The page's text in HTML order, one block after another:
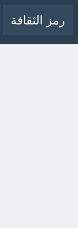
رمز الثقافة